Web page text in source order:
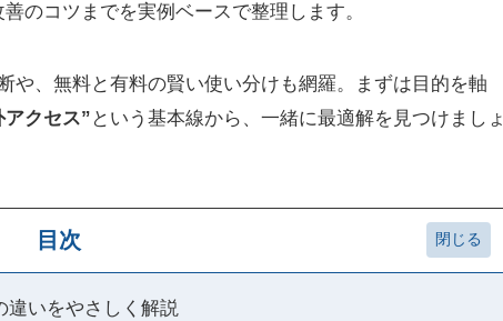
のコツまでを実例ベースで整理します。
や、無料と有料の賢い使い分けも網羅。まずは目的を軸
クセス” という基本線から、一緒に最適解を見つけましょ
目次
違いをやさしく解説